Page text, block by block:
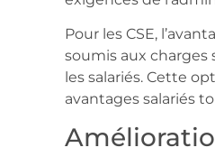
Pour les CSE,
soumis aux charges
les salariés. Cette
avantages salariés